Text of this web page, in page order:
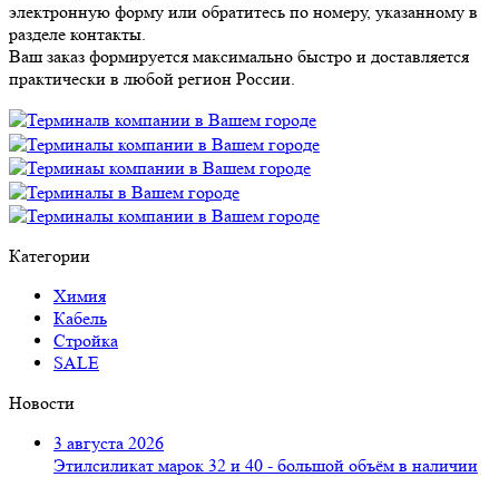
электронную форму или обратитесь по номеру, указанному в
разделе контакты.
Ваш заказ формируется максимально быстро и доставляется
практически в любой регион России.
Категории
Химия
Кабель
Стройка
SALE
Новости
3 августа 2026
Этилсиликат марок 32 и 40 - большой объём в наличии